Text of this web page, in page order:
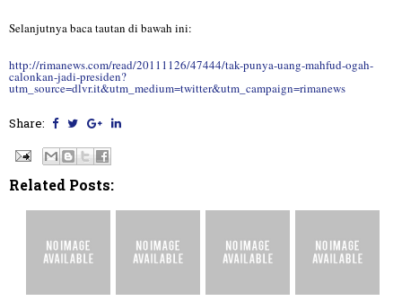
Selanjutnya baca tautan di bawah ini:
http://rimanews.com/read/20111126/47444/tak-punya-uang-mahfud-ogah-
calonkan-jadi-presiden?
utm_source=dlvr.it&utm_medium=twitter&utm_campaign=rimanews
Share:
Related Posts: